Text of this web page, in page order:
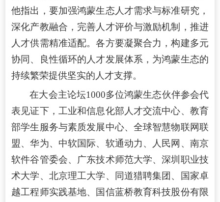
他指出，要加强鸿蒙生态人才需求与标准研究，
深化产教融合，完善人才评价与激励机制，推进
人才供需精准适配。各方要凝聚合力，构建多元
协同、良性循环的人才发展体系，为鸿蒙生态的
持续繁荣提供坚实的人才支撑。
在大会主论坛1000多位鸿蒙生态伙伴参会代
表见证下，工业和信息化部人才交流中心、教育
部学生服务与素质发展中心、全球智慧物联网联
盟、华为、中软国际、软通动力、人民网、南京
软件谷管委会、广东技术师范大学、深圳职业技
术大学、北京理工大学、同道猎聘集团、国家卓
越工程师实践基地、国信蓝桥教育科技股份有限